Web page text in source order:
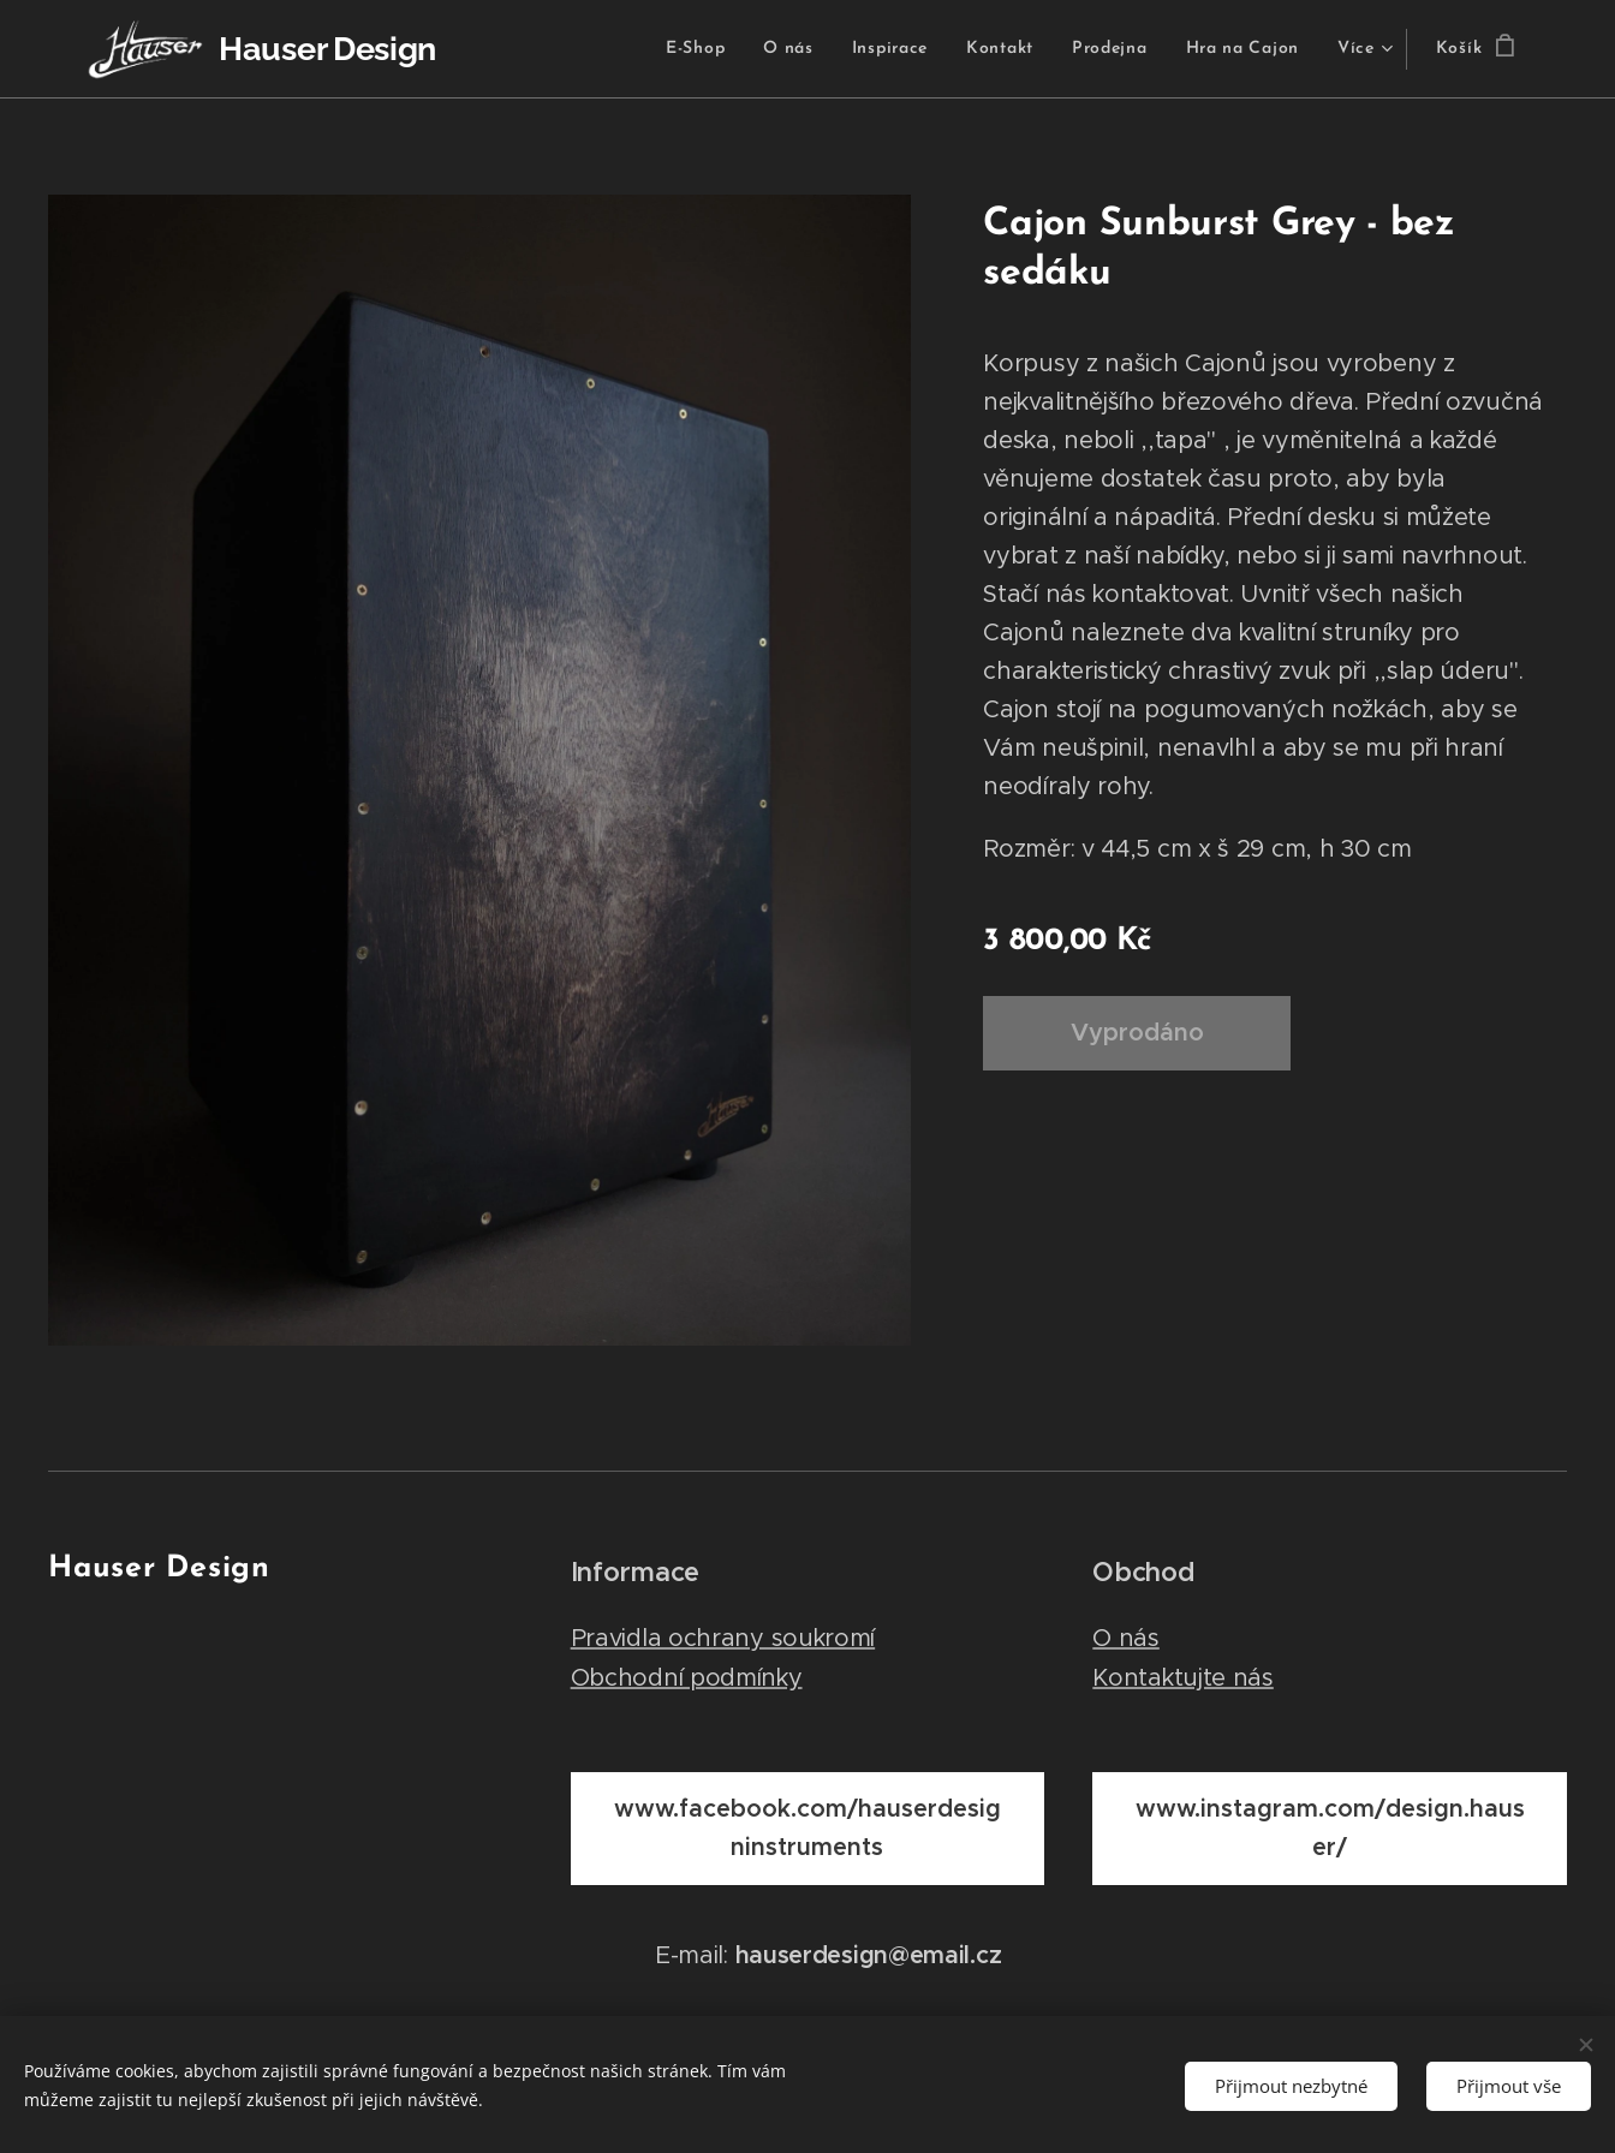
Hauser Design E-Shop O nás Inspirace Kontakt Prodejna Hra na Cajon Více Košík
Cajon Sunburst Grey - bez
sedáku
Korpusy z našich Cajonů jsou vyrobeny z
nejkvalitnějšího březového dřeva. Přední ozvučná
deska, neboli ,,tapa" , je vyměnitelná a každé
věnujeme dostatek času proto, aby byla
originální a nápaditá. Přední desku si můžete
vybrat z naší nabídky, nebo si ji sami navrhnout.
Stačí nás kontaktovat. Uvnitř všech našich
Cajonů naleznete dva kvalitní struníky pro
charakteristický chrastivý zvuk při ,,slap úderu".
Cajon stojí na pogumovaných nožkách, aby se
Vám neušpinil, nenavlhl a aby se mu při hraní
neodíraly rohy.
Rozměr: v 44,5 cm x š 29 cm, h 30 cm
3 800,00 Kč
Vyprodáno
Hauser Design Informace
Pravidla ochrany soukromí
Obchodní podmínky
www.facebook.com/hauserdesig
ninstruments
Obchod
O nás
Kontaktujte nás
www.instagram.com/design.haus
er/
E-mail: hauserdesign@email.cz
Používáme cookies, abychom zajistili správné fungování a bezpečnost našich stránek. Tím vám
můžeme zajistit tu nejlepší zkušenost při jejich návštěvě.
Přijmout nezbytné Přijmout vše